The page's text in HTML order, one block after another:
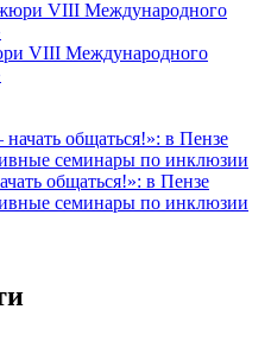
VIII Международного
общаться!»: в Пензе
семинары по инклюзии